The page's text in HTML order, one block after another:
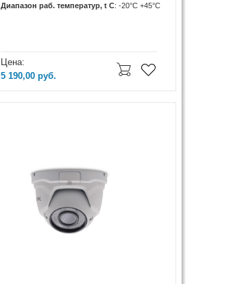
Диапазон раб. температур, t C: -20°С +45°С
Цена:
5 190,00руб.